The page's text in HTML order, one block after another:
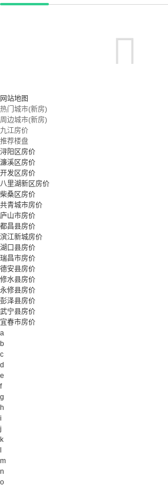
网站地图
热门城市(新房)
周边城市(新房)
九江房价
推荐楼盘
浔阳区房价
濂溪区房价
开发区房价
八里湖新区房价
柴桑区房价
共青城市房价
庐山市房价
都昌县房价
滨江新城房价
湖口县房价
瑞昌市房价
德安县房价
修水县房价
永修县房价
彭泽县房价
武宁县房价
宜春市房价
a
b
c
d
e
f
g
h
i
j
k
m
n
o